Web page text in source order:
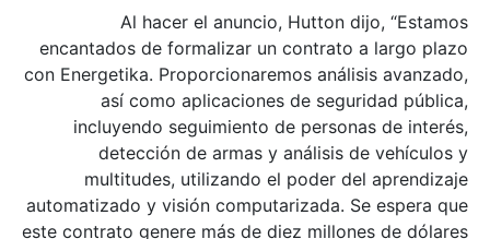
Al hacer el anuncio, Hutton dijo, “Estamos
encantados de formalizar un contrato a largo plazo
con Energetika. Proporcionaremos análisis avanzado,
así como aplicaciones de seguridad pública,
incluyendo seguimiento de personas de interés,
detección de armas y análisis de vehículos y
multitudes, utilizando el poder del aprendizaje
automatizado y visión computarizada. Se espera que
este contrato genere más de diez millones de dólares